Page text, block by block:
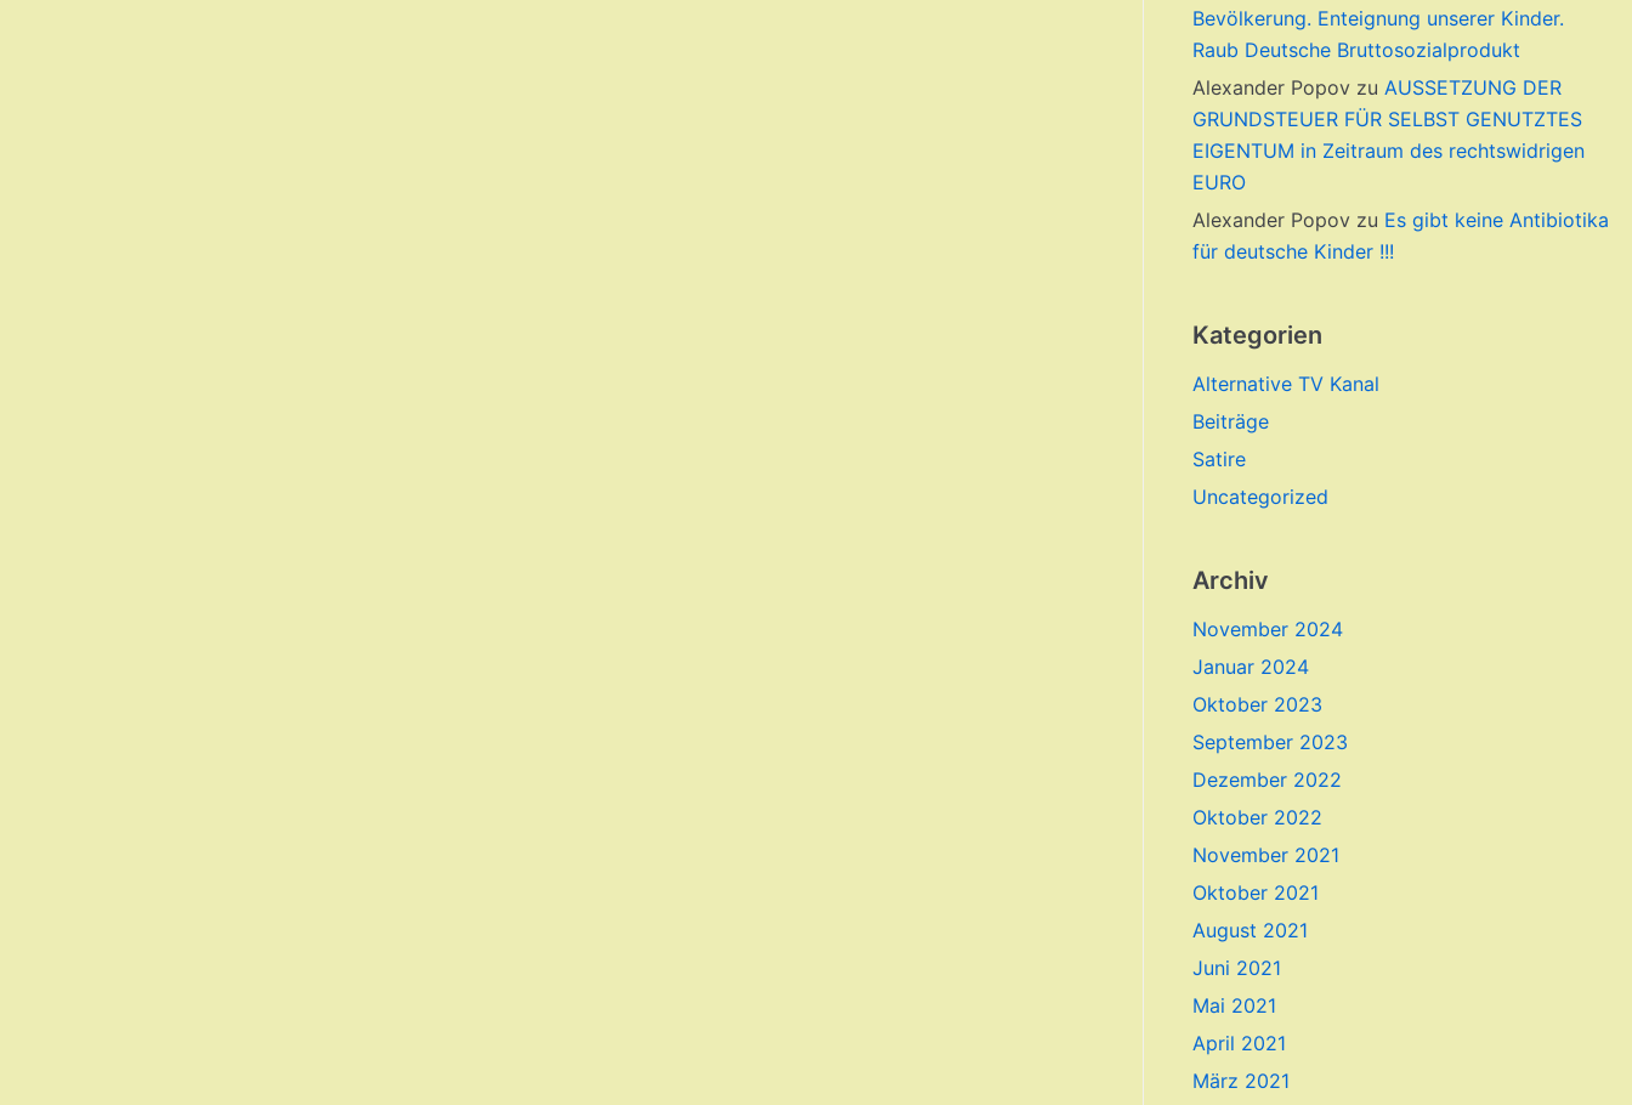
Bevölkerung. Enteignung unserer Kinder.
Raub Deutsche Bruttosozialprodukt
Alexander Popovzu AUSSETZUNG DER
GRUNDSTEUER FÜR SELBST GENUTZTES
EIGENTUM in Zeitraum des rechtswidrigen
EURO
Alexander Popovzu Es gibt keine Antibiotika
für deutsche Kinder !!!
Kategorien
Alternative TV Kanal
Beiträge
Satire
Uncategorized
Archiv
November 2024
Januar 2024
Oktober 2023
September 2023
Dezember 2022
Oktober 2022
November 2021
Oktober 2021
August 2021
Juni 2021
Mai 2021
April 2021
März 2021